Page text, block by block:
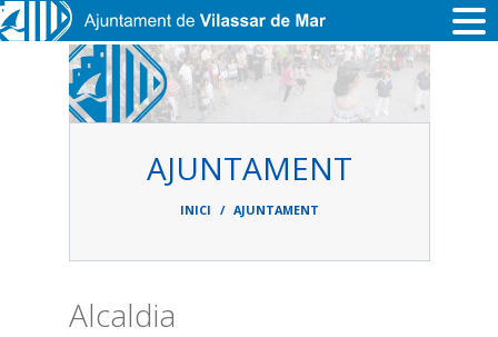
Vés al contingut
AJUNTAMENT
d'ariadna
INICI AJUNTAMENT
Alcaldia